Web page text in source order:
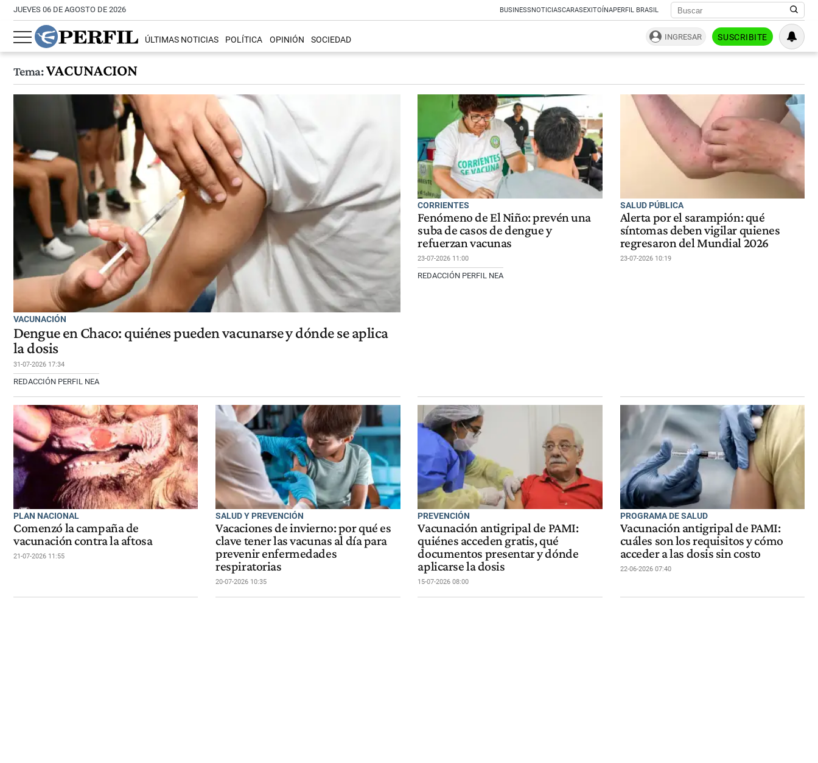
JUEVES 06 DE AGOSTO DE 2026 BUSINESSNOTICIASCARASEXITOÍNAPERFIL BRASIL
ÚLTIMAS NOTICIAS POLÍTICA OPINIÓN SOCIEDAD INGRESAR SUSCRIBITE
Tema:VACUNACION
VACUNACIÓN
Dengue en Chaco: quiénes pueden vacunarse y dónde se aplica
la dosis
31-07-2026 17:34
REDACCIÓN PERFIL NEA
CORRIENTES
Fenómeno de El Niño: prevén una
suba de casos de dengue y
refuerzan vacunas
23-07-2026 11:00
REDACCIÓN PERFIL NEA
SALUD PÚBLICA
Alerta por el sarampión: qué
síntomas deben vigilar quienes
regresaron del Mundial 2026
23-07-2026 10:19
PLAN NACIONAL
Comenzó la campaña de
vacunación contra la aftosa
21-07-2026 11:55
SALUD Y PREVENCIÓN
Vacaciones de invierno: por qué es
clave tener las vacunas al día para
prevenir enfermedades
respiratorias
20-07-2026 10:35
PREVENCIÓN
Vacunación antigripal de PAMI:
quiénes acceden gratis, qué
documentos presentar y dónde
aplicarse la dosis
15-07-2026 08:00
PROGRAMA DE SALUD
Vacunación antigripal de PAMI:
cuáles son los requisitos y cómo
acceder a las dosis sin costo
22-06-2026 07:40